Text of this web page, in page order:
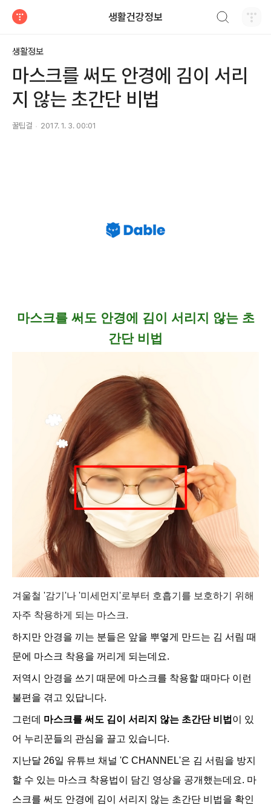
생활건강정보
생활정보
마스크를 써도 안경에 김이 서리
지 않는 초간단 비법
꿀팁걸 2017. 1. 3. 00:01
마스크를 써도 안경에 김이 서리지 않는 초
간단 비법
겨울철 '감기'나 '미세먼지'로부터 호흡기를 보호하기 위해
자주 착용하게 되는 마스크.
하지만 안경을 끼는 분들은 앞을 뿌옇게 만드는 김 서림 때
문에 마스크 착용을 꺼리게 되는데요.
저역시 안경을 쓰기 때문에 마스크를 착용할 때마다 이런
불편을 겪고 있답니다.
그런데 마스크를 써도 김이 서리지 않는 초간단 비법 이 있
어 누리꾼들의 관심을 끌고 있습니다.
지난달 26일 유튜브 채널 'C CHANNEL'은 김 서림을 방지
할 수 있는 마스크 착용법이 담긴 영상을 공개했는데요. 마
스크를 써도 안경에 김이 서리지 않는 초간단 비법을 확인